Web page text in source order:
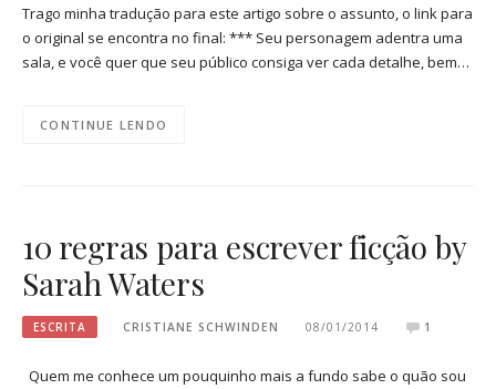
Trago minha tradução para este artigo sobre o assunto, o link para
o original se encontra no final: *** Seu personagem adentra uma
sala, e você quer que seu público consiga ver cada detalhe, bem…
CONTINUE LENDO
10 regras para escrever ficção by
Sarah Waters
ESCRITA CRISTIANE SCHWINDEN 08/01/2014 1
Quem me conhece um pouquinho mais a fundo sabe o quão sou